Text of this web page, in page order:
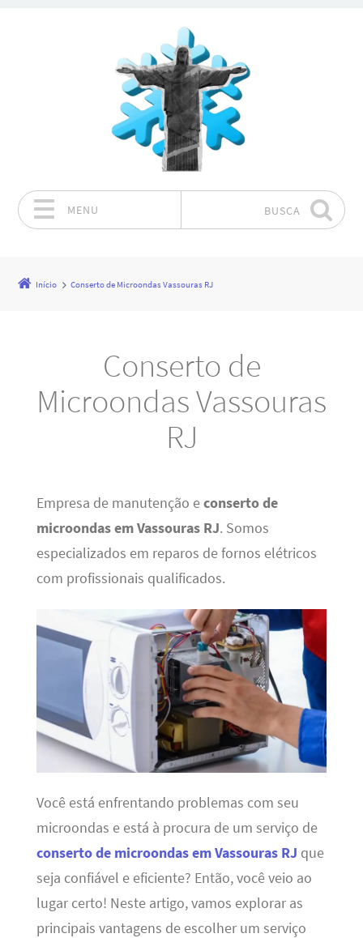
MENU BUSCA
Início Conserto de Microondas Vassouras RJ
Conserto de
Microondas Vassouras
RJ
Empresa de manutenção econserto de
microondas em Vassouras RJ. Somos
especializados em reparos de fornos elétricos
com profissionais qualificados.
Você está enfrentando problemas com seu
microondas e está à procura de um serviço de
conserto de microondas em Vassouras RJ que
seja confiável e eficiente? Então, você veio ao
lugar certo! Neste artigo, vamos explorar as
principais vantagens de escolher um serviço